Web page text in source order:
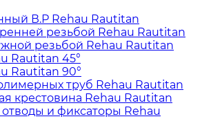
В.Р Rehau Rautitan
резьбой Rehau Rautitan
резьбой Rehau Rautitan
Rautitan 45°
Rautitan 90°
труб Rehau Rautitan
крестовина Rehau Rautitan
и фиксаторы Rehau